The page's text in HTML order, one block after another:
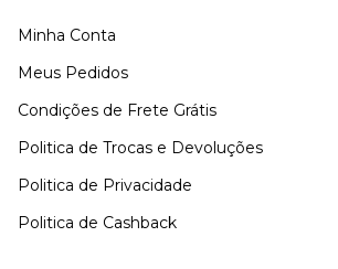
Minha Conta
Meus Pedidos
Condições de Frete Grátis
Politica de Trocas e Devoluções
Politica de Privacidade
Politica de Cashback